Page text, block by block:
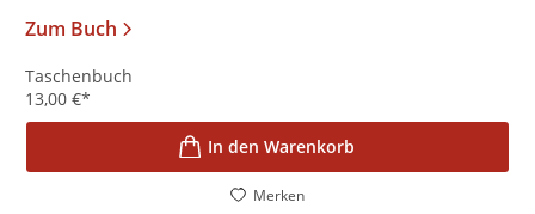
Zum Buch
Taschenbuch
13,00 €*
In den Warenkorb
Merken